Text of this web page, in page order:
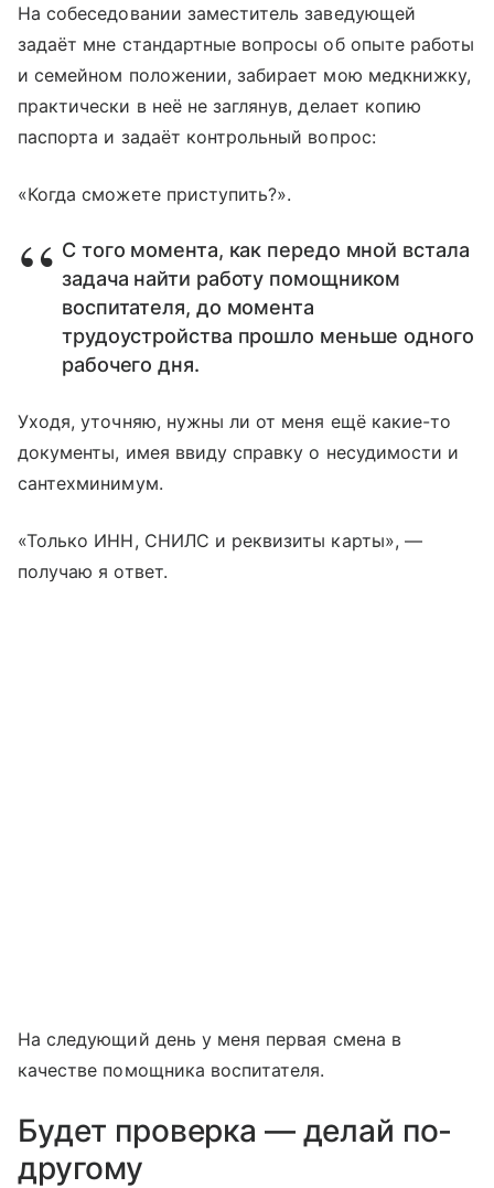
На собеседовании заместитель заведующей
задаёт мне стандартные вопросы об опыте работы
и семейном положении, забирает мою медкнижку,
практически в неё не заглянув, делает копию
паспорта и задаёт контрольный вопрос:
«Когда сможете приступить?».
С того момента, как передо мной встала
задача найти работу помощником
воспитателя, до момента
трудоустройства прошло меньше одного
рабочего дня.
Уходя, уточняю, нужны ли от меня ещё какие-то
документы, имея ввиду справку о несудимости и
сантехминимум.
«Только ИНН, СНИЛС и реквизиты карты», —
получаю я ответ.
На следующий день у меня первая смена в
качестве помощника воспитателя.
Будет проверка — делай по-
другому